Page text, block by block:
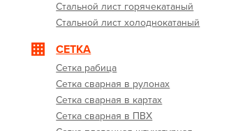
Стальной лист горячекатаный
Стальной лист холоднокатаный
СЕТКА
Сетка рабица
Сетка сварная в рулонах
Сетка сварная в картах
Сетка сварная в ПВХ